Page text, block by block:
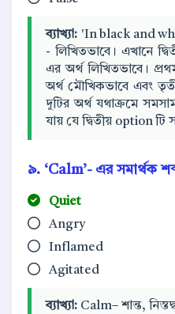
ব্যাখ্যা: 'In black and
- লিখিতভাবে। এখানে
এর অর্থ লিখিতভাবে।
অর্থ মৌখিকভাবে এবং
দুটির অর্থ যথাক্রমে
যায় যে দ্বিতীয় option টি
৯. ‘Calm’- এর সমার্থক
Quiet
Angry
Inflamed
Agitated
ব্যাখ্যা: Calm– শান্ত,